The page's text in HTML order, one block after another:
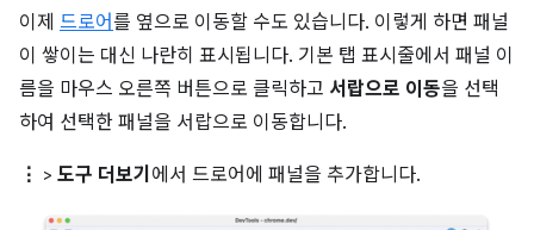
이제 드로어를 옆으로 이동할 수도 있습니다. 이렇게 하면 패널
이 쌓이는 대신 나란히 표시됩니다. 기본 탭 표시줄에서 패널 이
름을 마우스 오른쪽 버튼으로 클릭하고 서랍으로 이동을 선택
하여 선택한 패널을 서랍으로 이동합니다.
⋮ > 도구 더보기 에서 드로어에 패널을 추가합니다.